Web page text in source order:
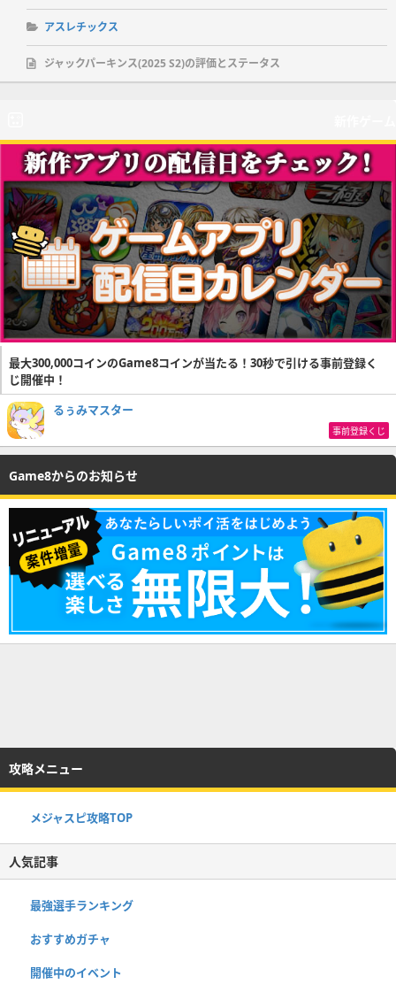
アスレチックス
ジャックパーキンス(2025 S2)の評価とステータス
最大300,000コインのGame8コインが当たる！30秒で引ける事前登録く
じ開催中！
るぅみマスター
事前登録くじ
Game8からのお知らせ
攻略メニュー
メジャスピ攻略TOP
人気記事
最強選手ランキング
おすすめガチャ
開催中のイベント